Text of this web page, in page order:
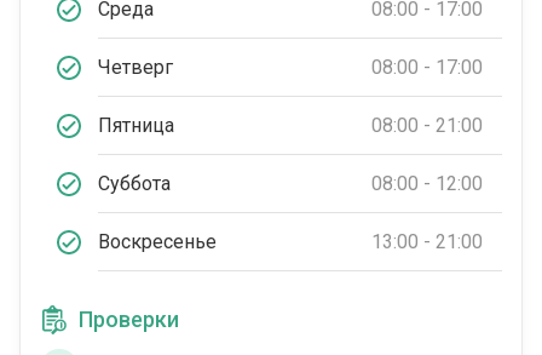
Среда 08:00 - 17:00
Четверг 08:00 - 17:00
Пятница 08:00 - 21:00
Суббота 08:00 - 12:00
Воскресенье 13:00 - 21:00
Проверки